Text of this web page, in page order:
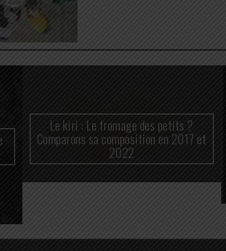
Le kiri : Le fromage des petits ?
Comparons sa composition en 2017 et
2022